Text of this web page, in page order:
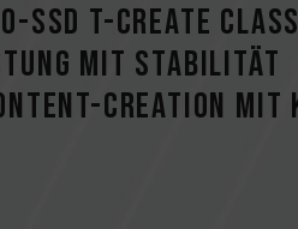
T-CREATE
mit Stabilität
Creation mit